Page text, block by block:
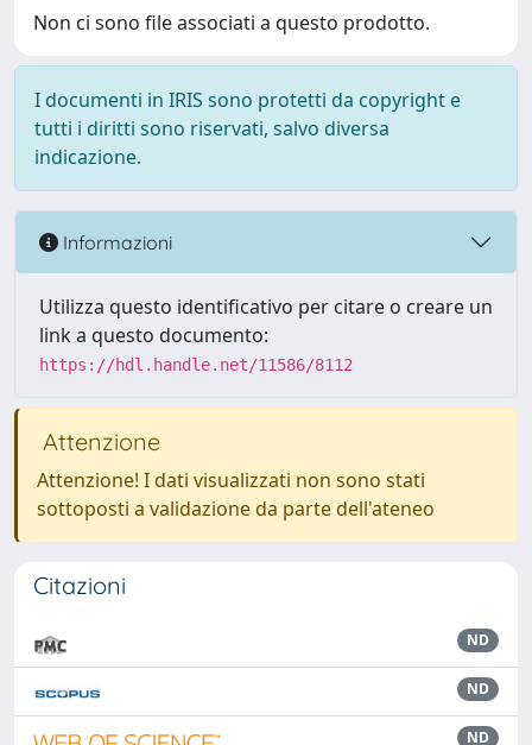
Non ci sono file associati a questo prodotto.
I documenti in IRIS sono protetti da copyright e
tutti i diritti sono riservati, salvo diversa
indicazione.
Informazioni
Utilizza questo identificativo per citare o creare un
link a questo documento:
https://hdl.handle.net/11586/8112
Attenzione
Attenzione! I dati visualizzati non sono stati
sottoposti a validazione da parte dell'ateneo
Citazioni
ND
ND
ND